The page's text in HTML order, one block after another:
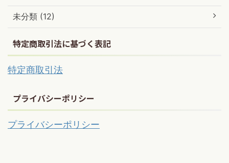
未分類 (12)
特定商取引法に基づく表記
特定商取引法
プライバシーポリシー
プライバシーポリシー